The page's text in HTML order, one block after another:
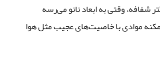
شفافه، وقتی به ابعاد نانو می‌رسه
موادی با خاصیت‌های عجیب مثل هوا